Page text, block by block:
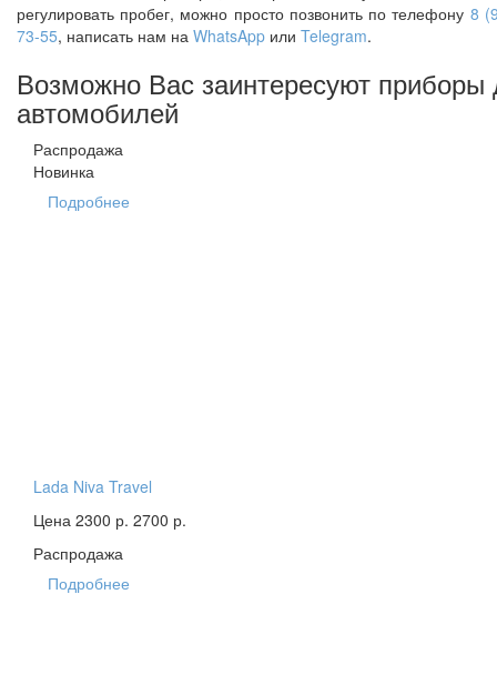
регулировать пробег, можно просто позвонить по телефону 8
73-55, написать нам на WhatsApp или Telegram.
Возможно Вас заинтересуют приборы
автомобилей
Распродажа
Новинка
Подробнее
Lada Niva Travel
Цена 2300 р. 2700 р.
Распродажа
Подробнее